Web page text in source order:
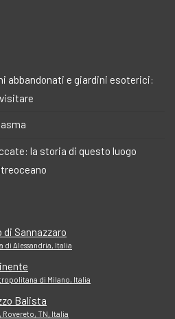
abbandonati e giardini esoterici:
la storia di questo luogo
di Sannazzaro
di Alessandria, Italia
di Milano, Italia
Balista
Rovereto, TN, Italia